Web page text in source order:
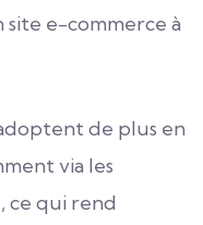
e-commerce à
de plus en
via les
ce qui rend